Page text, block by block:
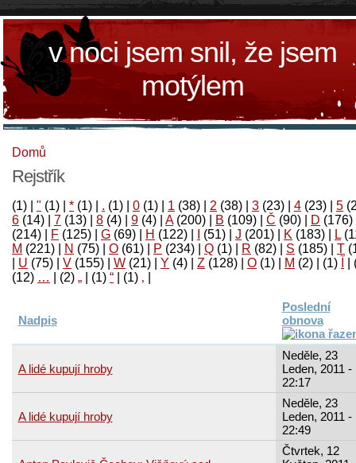
v noci jsem snil, že jsem
motýlem
Domů
Rejstřík
(1) " (1) * (1) . (1) 0 (1) 1 (38) 2 (38) 3 (23) 4 (23) 5
6 (14) 7 (13) 8 (4) 9 (4) A(200) B (109) Č (90) D (176)
(214)
F (125) G (69) H (122) (51) J (201) K (183) L
M (221) N (75) O (61) P (234) Q (1) R (82) S (185) T
U (75) V (155) W (21) Y (4) Z (128) Ο (1) М (2)
(1)
‚
(1)
“
(1)
„
(2)
…
(12)
Nadpis
Poslední
obnova
A lidé kupují hroby
Neděle, 23
Leden, 2011 -
22:17
A lidé kupují hroby
Neděle, 23
Leden, 2011 -
22:49
Čtvrtek, 12